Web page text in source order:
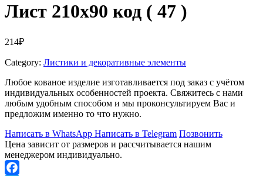
Лист 210х90 код ( 47 )
214₽
Category: Листики и декоративные элементы
Любое кованое изделие изготавливается под заказ с учётом
индивидуальных особенностей проекта. Свяжитесь с нами
любым удобным способом и мы проконсультируем Вас и
предложим именно то что нужно.
Написать в WhatsApp Написать в Telegram Позвонить
Цена зависит от размеров и рассчитывается нашим
менеджером индивидуально.